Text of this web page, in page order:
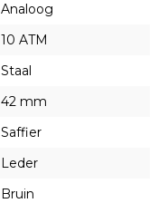
Analoog
10 ATM
Staal
42 mm
Saffier
Leder
Bruin